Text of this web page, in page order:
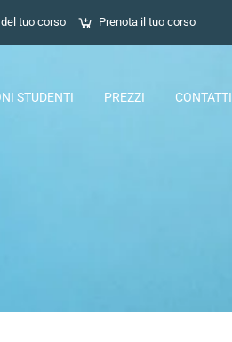
tuo corso Prenota il tuo corso
STUDENTI PREZZI CONTATTI